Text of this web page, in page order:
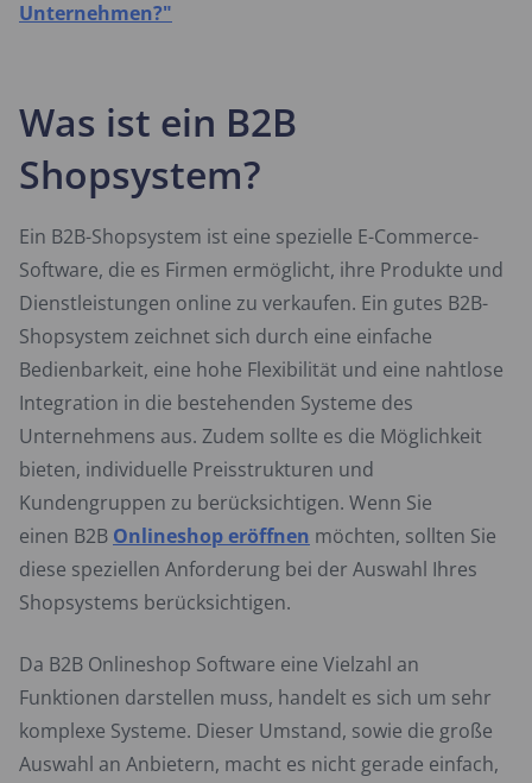
Unternehmen?"
Was ist ein B2B
Shopsystem?
Ein B2B-Shopsystem ist eine spezielle E-Commerce-
Software, die es Firmen ermöglicht, ihre Produkte und
Dienstleistungen online zu verkaufen. Ein gutes B2B-
Shopsystem zeichnet sich durch eine einfache
Bedienbarkeit, eine hohe Flexibilität und eine nahtlose
Integration in die bestehenden Systeme des
Unternehmens aus. Zudem sollte es die Möglichkeit
bieten, individuelle Preisstrukturen und
Kundengruppen zu berücksichtigen. Wenn Sie
einen B2B Onlineshop eröffnen möchten, sollten Sie
diese speziellen Anforderung bei der Auswahl Ihres
Shopsystems berücksichtigen.
Da B2B Onlineshop Software eine Vielzahl an
Funktionen darstellen muss, handelt es sich um sehr
komplexe Systeme. Dieser Umstand, sowie die große
Auswahl an Anbietern, macht es nicht gerade einfach,